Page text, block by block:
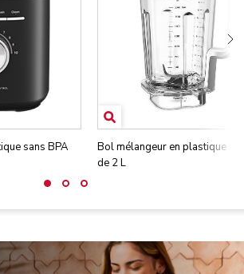
sans BPA
Bol mélangeur en plastique
de 2 L